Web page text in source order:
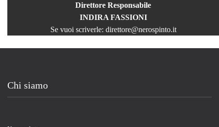
Direttore Responsabile
INDIRA FASSIONI
Se vuoi scriverle: direttore@nerospinto.it
Chi siamo